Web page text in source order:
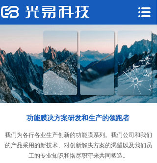
我们为各行各业生产创新的功能膜系列。我们公司和我们
的产品采用的新技术、对创新解决方案的渴望以及我们员
工的专业知识和恪尽职守来共同塑造。
功能膜决方案研发和生产的领跑者